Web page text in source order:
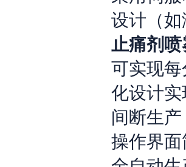
设计（
止痛剂
可实现每
化设计实
间断生
操作界